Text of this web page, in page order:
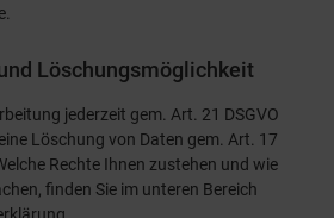
Löschungsmöglichkeit
jederzeit gem. Art. 21 DSGVO
Löschung von Daten gem. Art. 17
Rechte Ihnen zustehen und wie
finden Sie im unteren Bereich